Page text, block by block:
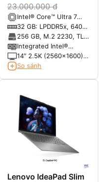
23.000.000 đ
Intel® Core™ Ultra 7
165U, vPRO (12MB
cache, 12 cores, 14
threads, up to 4.9 GHz
Max Turbo)
32 GB: LPDDR5x, 6400
MT/s (onboard)
256 GB, M.2 2230, TLC
PCIe Gen 4 NVMe, SSD
Integrated Intel®
Graphics
14″ 2.5K (2560x1600)
ComfortView Plus,
So sánh
Lenovo IdeaPad Slim